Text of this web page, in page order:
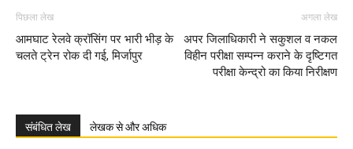
पिछला लेख
आमघाट रेलवे क्रॉसिंग पर भारी भीड़ के
चलते ट्रेन रोक दी गई, मिर्जापुर
अगला लेख
अपर जिलाधिकारी ने सकुशल व नकल
विहीन परीक्षा सम्पन्न कराने के दृष्टिगत
परीक्षा केन्द्रो का किया निरीक्षण
संबंधित लेख लेखक से और अधिक